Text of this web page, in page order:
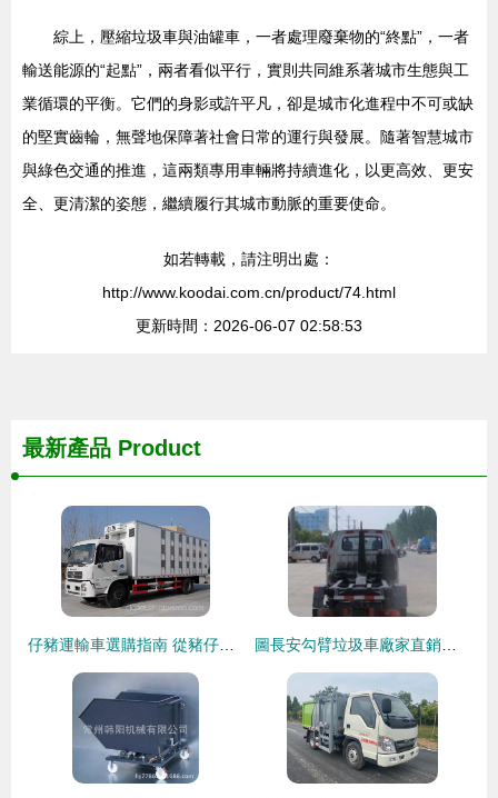
綜上，壓縮垃圾車與油罐車，一者處理廢棄物的“終點”，一者
輸送能源的“起點”，兩者看似平行，實則共同維系著城市生態與工
業循環的平衡。它們的身影或許平凡，卻是城市化進程中不可或缺
的堅實齒輪，無聲地保障著社會日常的運行與發展。隨著智慧城市
與綠色交通的推進，這兩類專用車輛將持續進化，以更高效、更安
全、更清潔的姿態，繼續履行其城市動脈的重要使命。
如若轉載，請注明出處：
http://www.koodai.com.cn/product/74.html
更新時間：2026-06-07 02:58:53
最新產品 Product